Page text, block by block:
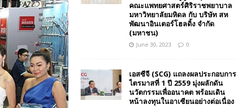
คณะแพทยศาสตร์ศิริราชพยาบาล
มหาวิทยาลัยมหิดล กับ บริษัท สห
พัฒนาอินเตอร์โฮลดิ้ง จำกัด
(มหาชน)
June 30, 2023 0
เอสซีจี (SCG) แถลงผลประกอบการ
ไตรมาสที่ 1 ปี 2559 มุ่งผลักดัน
นวัตกรรมเพื่ออนาคต พร้อมเดิน
หน้าลงทุนในอาเซียนอย่างต่อเนื่อง